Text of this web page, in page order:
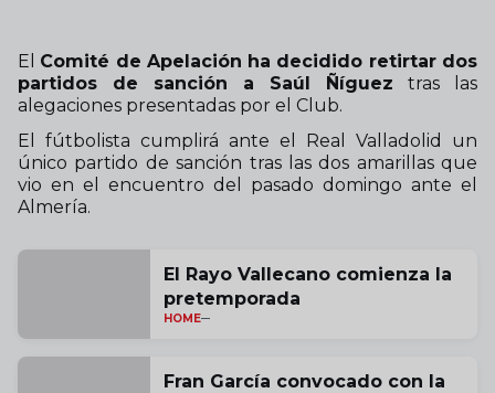
El Comité de Apelación ha decidido retirtar dos
partidos de sanción a Saúl Ñíguez tras las
alegaciones presentadas por el Club.
El fútbolista cumplirá ante el Real Valladolid un
único partido de sanción tras las dos amarillas que
vio en el encuentro del pasado domingo ante el
Almería.
El Rayo Vallecano comienza la
pretemporada
HOME
Fran García convocado con la